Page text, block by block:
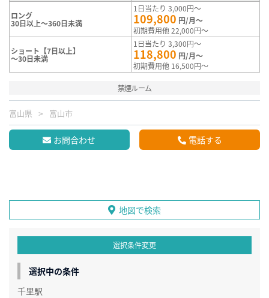
ロング
30日以上～360日未満
1日当たり 3,000円～
109,800 円/月～
初期費用他 22,000円～
ショート【7日以上】
～30日未満
1日当たり 3,300円～
118,800 円/月～
初期費用他 16,500円～
禁煙ルーム
富山県 富山市
お問合わせ 電話する
地図で検索
選択条件変更
選択中の条件
千里駅